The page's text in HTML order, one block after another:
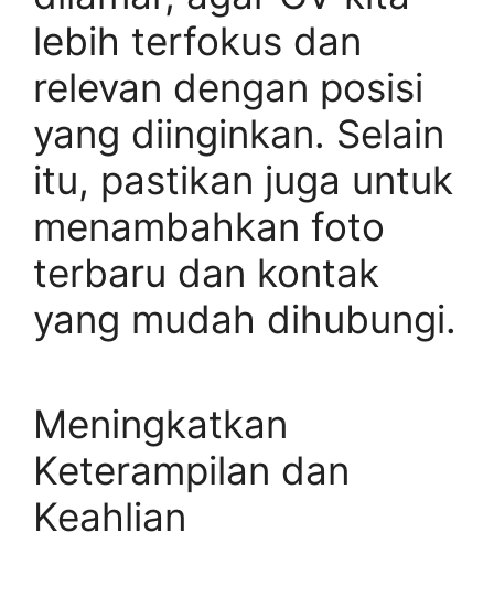
lebih terfokus dan
relevan dengan posisi
yang diinginkan. Selain
itu, pastikan juga untuk
menambahkan foto
terbaru dan kontak
yang mudah dihubungi.
Meningkatkan
Keterampilan dan
Keahlian